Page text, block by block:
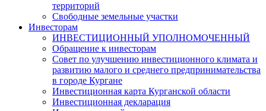
территорий
Свободные земельные участки
Инвесторам
ИНВЕСТИЦИОННЫЙ УПОЛНОМОЧЕННЫЙ
Обращение к инвесторам
Совет по улучшению инвестиционного климата и
развитию малого и среднего предпринимательства
в городе Кургане
Инвестиционная карта Курганской области
Инвестиционная декларация